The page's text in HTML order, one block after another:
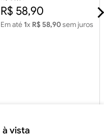
R$ 58,90
Em até 1x R$ 58,90sem juros
à vista